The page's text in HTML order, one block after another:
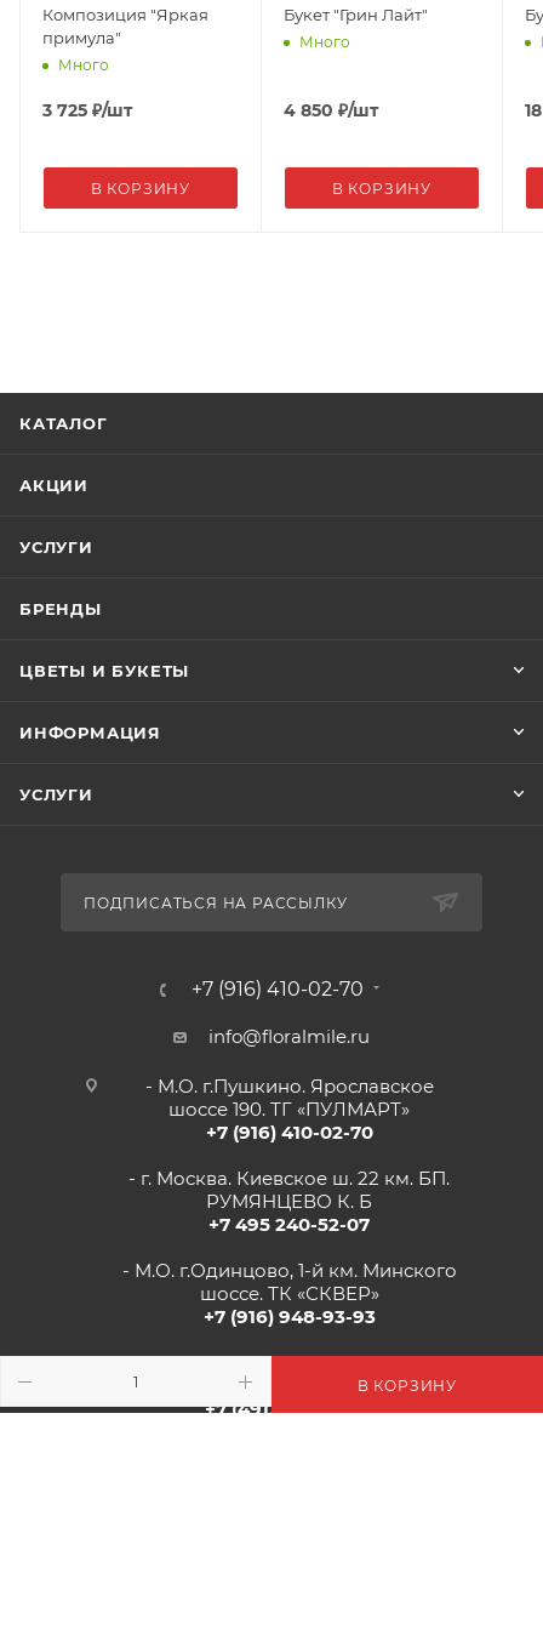
В КОРЗИНУ
Композиция "Яркая
примула"
Много
3 725 ₽/шт
В КОРЗИНУ
Букет "Грин Лайт"
Много
4 850 ₽/шт
В КОРЗИНУ
КАТАЛОГ
АКЦИИ
УСЛУГИ
БРЕНДЫ
ЦВЕТЫ И БУКЕТЫ
ИНФОРМАЦИЯ
УСЛУГИ
ПОДПИСАТЬСЯ НА РАССЫЛКУ
+7 (916) 410-02-70
info@floralmile.ru
- М.О. г.Пушкино. Ярославское
шоссе 190. ТГ «ПУЛМАРТ»
+7 (916) 410-02-70
- г. Москва. Киевское ш. 22 км. БП.
РУМЯНЦЕВО К. Б
+7 495 240-52-07
- М.О. г.Одинцово, 1-й км. Минского
шоссе. ТК «СКВЕР»
+7 (916) 948-93-93
- г.Рязань, Солотчинское шоссе д.2
ТК «АВРОРА»
+7 (4912) 77-82-04